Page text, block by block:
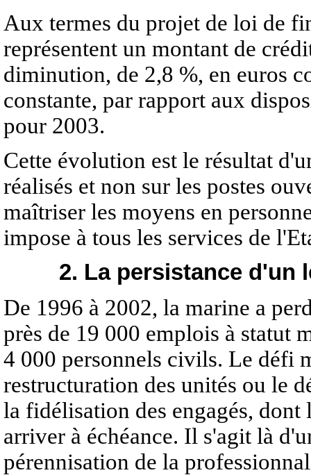
Aux termes du projet de loi de
représentent un montant de
diminution, de 2,8 %, en euros
constante, par rapport aux
pour 2003.
Cette évolution est le résultat
réalisés et non sur les postes
maîtriser les moyens en
impose à tous les services de
2. La persistance d'un
De 1996 à 2002, la marine a
près de 19 000 emplois à statut
4 000 personnels civils. Le défi
restructuration des unités ou le
la fidélisation des engagés,
arriver à échéance. Il s'agit là
pérennisation de la